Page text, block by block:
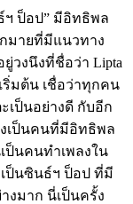
ฯ ป็อป” มีอิทธิพล
มายที่มีแนวทาง
วงนึงที่ชื่อว่า Lipta
มต้น เชื่อว่าทุกคน
เป็นอย่างดี กับอีก
เป็นคนที่มีอิทธิพล
ป็นคนทำเพลงใน
ป็นซินธ์ฯ ป็อป ที่มี
งมาก นี่เป็นครั้ง